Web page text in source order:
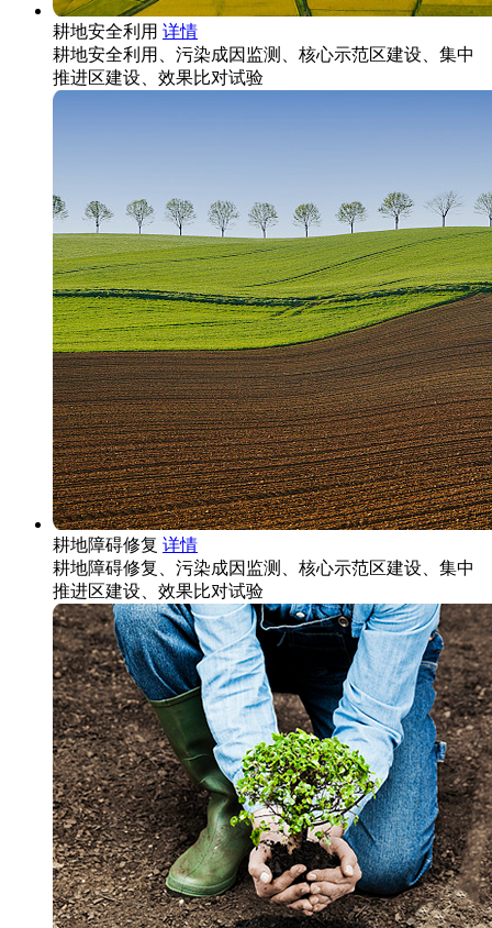
耕地安全利用 详情
耕地安全利用、污染成因监测、核心示范区建设、集中
推进区建设、效果比对试验
耕地障碍修复 详情
耕地障碍修复、污染成因监测、核心示范区建设、集中
推进区建设、效果比对试验